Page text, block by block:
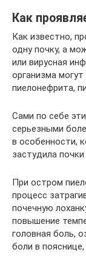
Как
Как известно,
одну почку, а
или вирусная
организма
пиелонефрита,
Сами по себе
серьезными
в особенности,
застудила
При остром
процесс
почечную
повышение
головная боль,
боли в